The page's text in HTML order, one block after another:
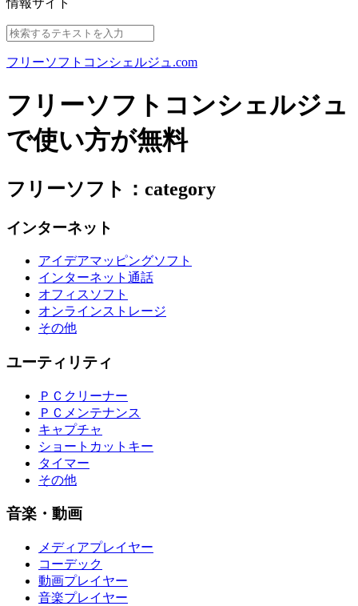
フリーソフトコンシェルジュ.com
フリーソフトコンシェルジュ
で使い方が無料
フリーソフト：category
インターネット
アイデアマッピングソフト
インターネット通話
オフィスソフト
オンラインストレージ
その他
ユーティリティ
ＰＣクリーナー
ＰＣメンテナンス
キャプチャ
ショートカットキー
タイマー
その他
音楽・動画
メディアプレイヤー
コーデック
動画プレイヤー
音楽プレイヤー